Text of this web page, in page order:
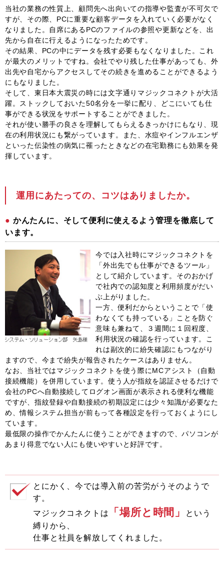
当社の業務の性質上、顧問先へ出向いての指導や監査が不可欠で
すが、その際、PCに重要な顧客データを入れていく必要がなく
なりました。自席にあるPCのファイルの参照や更新などを、出
先から自在に行えるようになったためです。
その結果、PCの中にデータを残す必要もなくなりました。これ
が最大のメリットですね。会社でやり残した仕事があっても、外
出先や自宅からアクセスしてその続きを進めることができるよう
にもなりました。
そして、東日本大震災の時には文字通りマジックコネクトが大活
躍。ストックしておいた50名分を一挙に配り、どこにいても仕
事ができる状況をサポートすることができました。
それが使い勝手の良さを理解してもらえるきっかけにもなり、現
在の利用状況にも繋がっています。また、水痘やインフルエンザ
といった伝染性の病気に罹ったときなどの在宅勤務にも効果を発
揮しています。
運用にあたっての、コツはありましたか。
かんたんに、そして便利に使えるよう管理を徹底して
います。
今では入社時にマジックコネクトを
「外出先でも仕事ができるツール」
として紹介しています。そのおかげ
で社内での認知度と利用頻度がだい
ぶ上がりました。
一方、便利だからということで「使
わなくても持っている」ことを防ぐ
意味も兼ねて、３週間に１回程度、
利用状況の確認を行っています。こ
れは副次的に紛失確認にもつながり
ますので、今まで紛失が報告されたケースはありません。
なお、当社ではマジックコネクトを使う際にMCアシスト（自動
接続機能）を併用しています。使う人が指紋を認証させるだけで
会社のPCへ自動接続してログオン画面が表示される便利な機能
ですが、指紋登録や自動接続の初期設定には少々知識が必要なた
め、情報システム担当が前もって各種設定を行っておくようにし
ています。
最低限の操作でかんたんに使うことができますので、パソコンが
あまり得意でない人にも使いやすいと好評です。
とにかく、今では導入前の苦労がうそのようで
す。
マジックコネクトは
「場所と時間」
という
縛りから、
仕事と社員を解放してくれました。